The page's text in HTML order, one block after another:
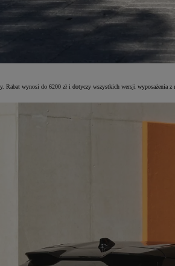
Rabat wynosi do 6200 zł i dotyczy wszystkich wersji